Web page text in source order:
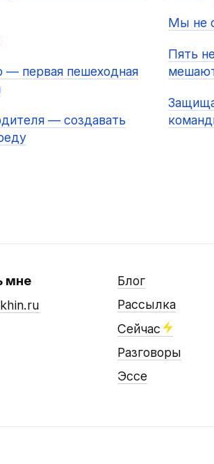
— первая пешеходная
— создавать
Мы не
Пять
мне
Блог
Рассылка
Сейчас
Разговоры
Эссе